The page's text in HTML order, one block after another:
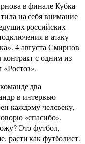
в финале Кубка
на себя внимание
российских
в атаку
4 августа Смирнов
контракт с одним из
«Ростов».
два
в интервью
каждому человеку,
«спасибо».
Это футбол,
расти как футболист.